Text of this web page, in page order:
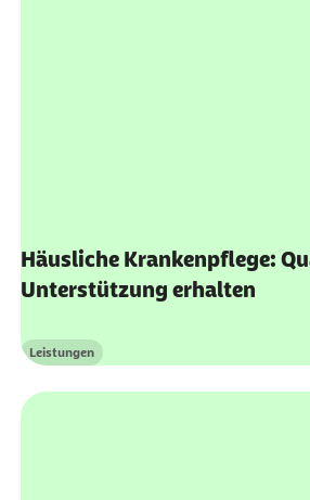
Häusliche Krankenpflege:
Unterstützung erhalten
Kategorie
Leistungen